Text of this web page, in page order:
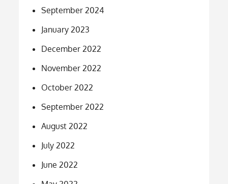
September 2024
January 2023
December 2022
November 2022
October 2022
September 2022
August 2022
July 2022
June 2022